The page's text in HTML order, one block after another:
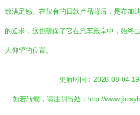
致满足感。在仅有的四款产品背后，是布加
的追求，这也确保了它在汽车殿堂中，始终
人仰望的位置。
更新时间：2026-08-04
如若转载，请注明出处：http://